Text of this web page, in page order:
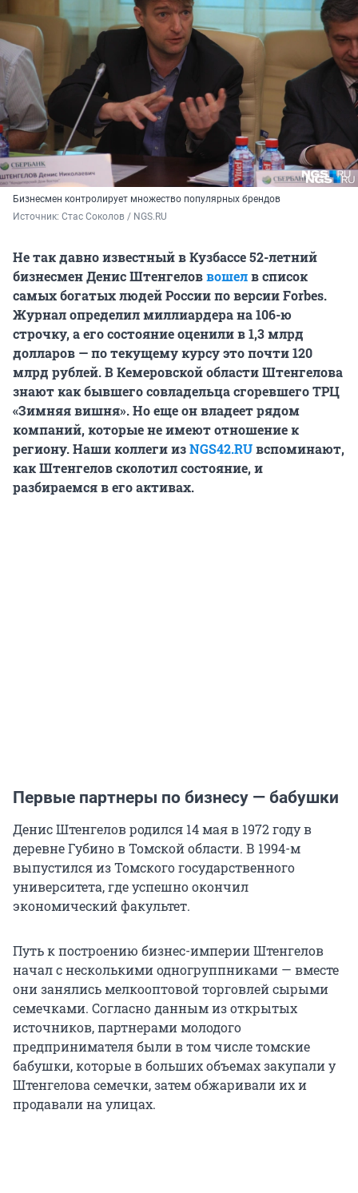
Бизнесмен контролирует множество популярных брендов
Источник: Стас Соколов / NGS.RU
Не так давно известный в Кузбассе 52-летний
бизнесмен Денис Штенгеловвошелв список
самых богатых людей России по версии Forbes.
Журнал определил миллиардера на 106-ю
строчку, а его состояние оценили в 1,3 млрд
долларов — по текущему курсу это почти 120
млрд рублей. В Кемеровской области Штенгелова
знают как бывшего совладельца сгоревшего ТРЦ
«Зимняя вишня». Но еще он владеет рядом
компаний, которые не имеют отношение к
региону. Наши коллеги изNGS42.RUвспоминают,
как Штенгелов сколотил состояние, и
разбираемся в его активах.
Первые партнеры по бизнесу — бабушки
Денис Штенгелов родился 14 мая в 1972 году в
деревне Губино в Томской области. В 1994-м
выпустился из Томского государственного
университета, где успешно окончил
экономический факультет.
Путь к построению бизнес-империи Штенгелов
начал с несколькими одногруппниками — вместе
они занялись мелкооптовой торговлей сырыми
семечками. Согласно данным из открытых
источников, партнерами молодого
предпринимателя были в том числе томские
бабушки, которые в больших объемах закупали у
Штенгелова семечки, затем обжаривали их и
продавали на улицах.